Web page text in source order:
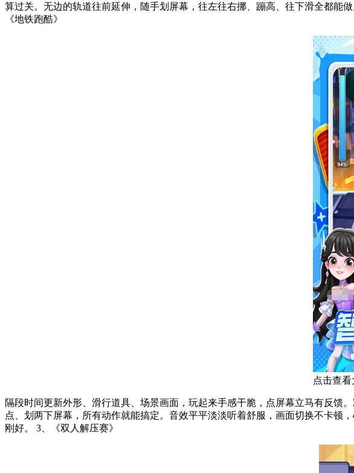
算过关。无边的轨道往前延伸，随手划屏幕，往左往右挪、蹦高、往下滑全都能做
《地铁跑酷》
点击查看
隔段时间更新外形、滑行道具、场景画面，玩起来手感干脆，点屏幕立马有反馈
点、划两下屏幕，所有动作就能搞定。音效平平淡淡听着舒服，画面切换不卡顿
刚好。 3、《双人解压赛》